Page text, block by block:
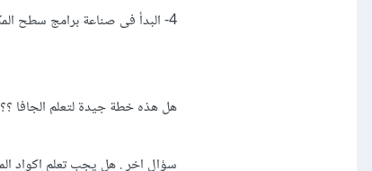
4- البدأ فى صناعة برامج سطح المكتب
هل هذه خطة جيدة لتعلم الجافا ؟؟